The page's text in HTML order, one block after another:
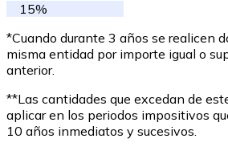
15%
*Cuando durante 3 años se realicen
misma entidad por importe igual o
anterior.
**Las cantidades que excedan de
aplicar en los periodos impositivos
10 años inmediatos y sucesivos.